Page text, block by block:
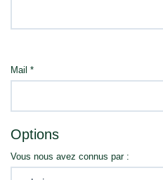
Mail *
Options
Vous nous avez connus par :